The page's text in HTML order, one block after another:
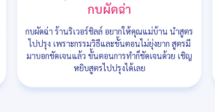
กบผัดฉ่า
กบผัดฉ่า ร้านริเวอร์ชิลล์ อยากให้คุณแม่บ้าน นำสูตร
ไปปรุง เพราะกรรมวิธีและขั้นตอนไม่ยุ่งยาก สูตรมี
มาบอกชัดเจนแล้ว ขั้นตอนการทำก็ชัดเจนด้วย เชิญ
หยิบสูตรไปปรุงได้เลย